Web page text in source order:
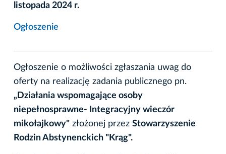
listopada 2024 r.
Ogłoszenie
Ogłoszenie o możliwości zgłaszania uwag do
oferty na realizację zadania publicznego pn.
„Działania wspomagające osoby
niepełnosprawne- Integracyjny wieczór
mikołajkowy" złożonej przez Stowarzyszenie
Rodzin Abstynenckich "Krąg".